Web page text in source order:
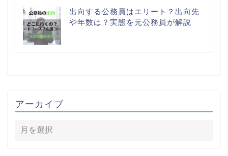
出向する公務員はエリート？出向先
や年数は？実態を元公務員が解説
アーカイブ